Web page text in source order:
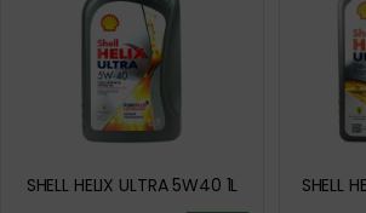
SHELL HELIX ULTRA 5W40 1L
SHELL